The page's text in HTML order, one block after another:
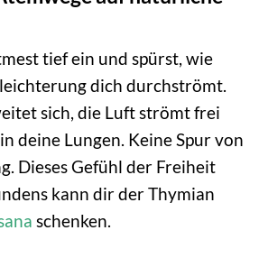
tief ein und spürst, wie
dich durchströmt.
sich, die Luft strömt frei
deine Lungen. Keine Spur von
Dieses Gefühl der Freiheit
kann dir der Thymian
schenken.